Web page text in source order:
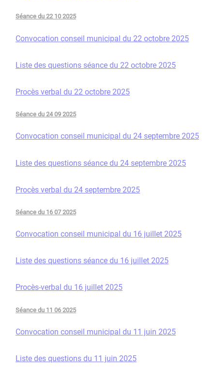
Séance du 22 10 2025
Convocation conseil municipal du 22 octobre 2025
Liste des questions séance du 22 octobre 2025
Procès verbal du 22 octobre 2025
Séance du 24 09 2025
Convocation conseil municipal du 24 septembre 2025
Liste des questions séance du 24 septembre 2025
Procès verbal du 24 septembre 2025
Séance du 16 07 2025
Convocation conseil municipal du 16 juillet 2025
Liste des questions séance du 16 juillet 2025
Procès-verbal du 16 juillet 2025
Séance du 11 06 2025
Convocation conseil municipal du 11 juin 2025
Liste des questions du 11 juin 2025